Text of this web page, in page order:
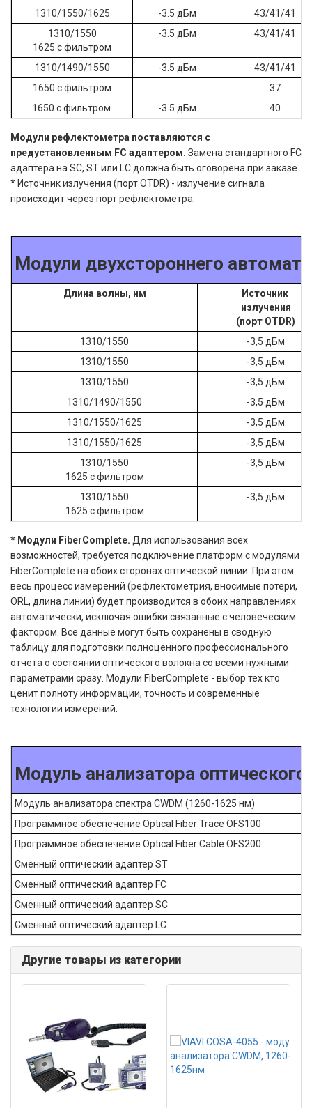
1310/1550/1625
-3.5 дБм
43/41/41
1310/1550
1625 с фильтром
-3.5 дБм 43/41/41
1310/1490/1550 -3.5 дБм
43/41/41
1650 с фильтром
37
1650 с фильтром
-3.5 дБм 40
Модули рефлектометра поставляются с
предустановленным FC адаптером. Замена стандартного FC
адаптера на SC, ST или LC должна быть оговорена при заказе.
* Источник излучения (порт OTDR) - излучение сигнала
происходит через порт рефлектометра.
Модули двухстороннего
Длина волны, нм
Источник
излучения
(порт OTDR)
1310/1550
-3,5 дБм
1310/1550
-3,5 дБм
1310/1550
-3,5 дБм
1310/1490/1550
-3,5 дБм
1310/1550/1625
-3,5 дБм
1310/1550/1625
-3,5 дБм
1310/1550
1625 с фильтром
-3,5 дБм
1310/1550
1625 с фильтром
-3,5 дБм
* Модули FiberComplete. Для использования всех
возможностей, требуется подключение платформ с модулями
FiberComplete на обоих сторонах оптической линии. При этом
весь процесс измерений (рефлектометрия, вносимые потери,
ORL, длина линии) будет производится в обоих направлениях
автоматически, исключая ошибки связанные с человеческим
фактором. Все данные могут быть сохранены в сводную
таблицу для подготовки полноценного профессионального
отчета о состоянии оптического волокна со всеми нужными
параметрами сразу. Модули FiberComplete - выбор тех кто
ценит полноту информации, точность и современные
технологии измерений.
Модуль анализатора
Модуль анализатора спектра CWDM (1260-1625 нм)
Программное обеспечение Optical Fiber Trace OFS100
Программное обеспечение Optical Fiber Cable OFS200
Сменный оптический адаптер ST
Сменный оптический адаптер FC
Сменный оптический адаптер SC
Сменный оптический адаптер LC
Другие товары из категории